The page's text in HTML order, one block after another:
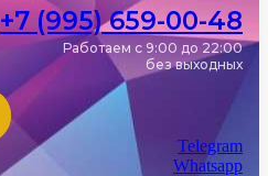
+7 (995) 659-00-48
Работаем с 9:00 до 22:00
без выходных
Telegram
Whatsapp